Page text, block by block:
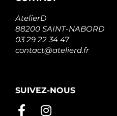
AtelierD
88200 SAINT-NABORD
03 29 22 34 47
contact@atelierd.fr
SUIVEZ-NOUS